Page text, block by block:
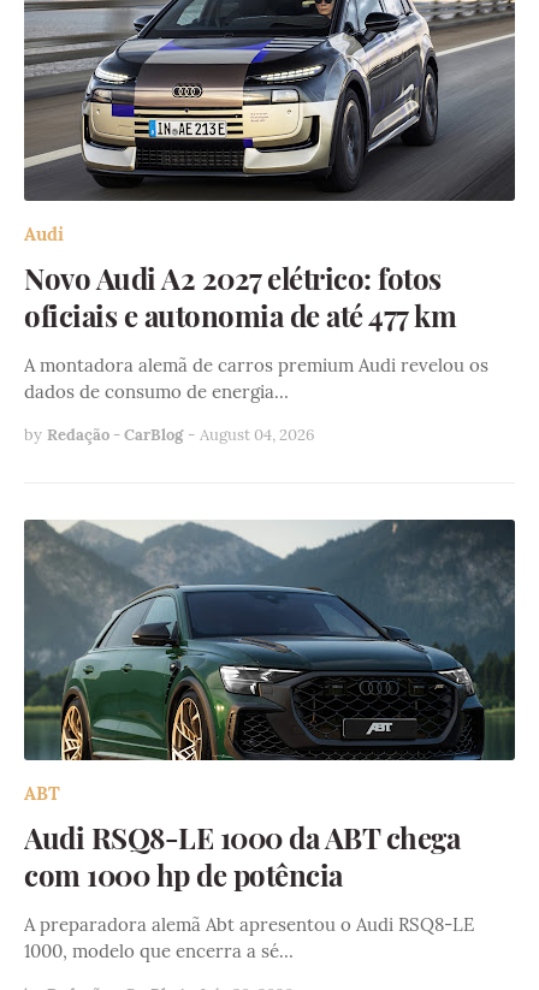
Audi
Novo Audi A2 2027 elétrico: fotos
oficiais e autonomia de até 477 km
A montadora alemã de carros premium Audi revelou os
dados de consumo de energia…
by Redação - CarBlog - August 04, 2026
ABT
Audi RSQ8-LE 1000 da ABT chega
com 1000 hp de potência
A preparadora alemã Abt apresentou o Audi RSQ8-LE
1000, modelo que encerra a sé…